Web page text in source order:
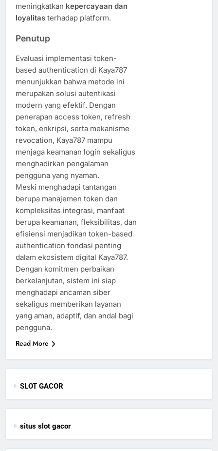
meningkatkan kepercayaan dan
loyalitas terhadap platform.
Penutup
Evaluasi implementasi token-
based authentication di Kaya787
menunjukkan bahwa metode ini
merupakan solusi autentikasi
modern yang efektif. Dengan
penerapan access token, refresh
token, enkripsi, serta mekanisme
revocation, Kaya787 mampu
menjaga keamanan login sekaligus
menghadirkan pengalaman
pengguna yang nyaman.
Meski menghadapi tantangan
berupa manajemen token dan
kompleksitas integrasi, manfaat
berupa keamanan, fleksibilitas, dan
efisiensi menjadikan token-based
authentication fondasi penting
dalam ekosistem digital Kaya787.
Dengan komitmen perbaikan
berkelanjutan, sistem ini siap
menghadapi ancaman siber
sekaligus memberikan layanan
yang aman, adaptif, dan andal bagi
pengguna.
Read More
SLOT GACOR
situs slot gacor